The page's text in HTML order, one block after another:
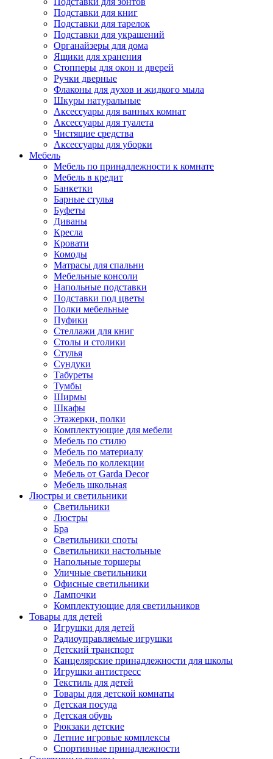
Подставки для книг
Подставки для тарелок
Подставки для украшений
Органайзеры для дома
Ящики для хранения
Стопперы для окон и дверей
Ручки дверные
Флаконы для духов и жидкого мыла
Шкуры натуральные
Аксессуары для ванных комнат
Аксессуары для туалета
Чистящие средства
Аксессуары для уборки
Мебель
Мебель по принадлежности к комнате
Мебель в кредит
Банкетки
Барные стулья
Буфеты
Диваны
Кресла
Кровати
Комоды
Матрасы для спальни
Мебельные консоли
Напольные подставки
Подставки под цветы
Полки мебельные
Пуфики
Стеллажи для книг
Столы и столики
Стулья
Сундуки
Табуреты
Тумбы
Ширмы
Шкафы
Этажерки, полки
Комплектующие для мебели
Мебель по стилю
Мебель по материалу
Мебель по коллекции
Мебель от Garda Decor
Мебель школьная
Люстры и светильники
Светильники
Люстры
Бра
Светильники споты
Светильники настольные
Напольные торшеры
Уличные светильники
Офисные светильники
Лампочки
Комплектующие для светильников
Товары для детей
Игрушки для детей
Радиоуправляемые игрушки
Детский транспорт
Канцелярские принадлежности для школы
Игрушки антистресс
Текстиль для детей
Товары для детской комнаты
Детская посуда
Детская обувь
Рюкзаки детские
Летние игровые комплексы
Спортивные принадлежности